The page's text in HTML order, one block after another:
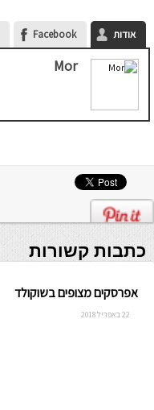
אודות Facebook
Mor
כתבות קשורות
אפרסקים מצופים בשוקולד
22 באפריל 2018